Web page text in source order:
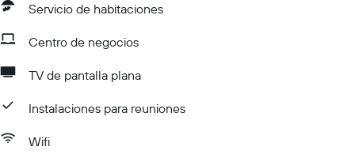
Servicio de habitaciones
Centro de negocios
TV de pantalla plana
Instalaciones para reuniones
Wifi